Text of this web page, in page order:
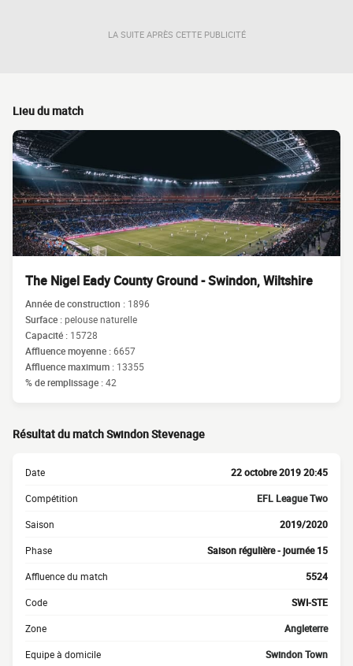
LA SUITE APRÈS CETTE PUBLICITÉ
Lieu du match
The Nigel Eady County Ground - Swindon, Wiltshire
Année de construction : 1896
Surface :pelouse naturelle
Capacité : 15728
Affluence moyenne :6657
Affluence maximum : 13355
% de remplissage :42
Résultat du match Swindon Stevenage
Date 22 octobre 2019 20:45
Compétition EFL League Two
Saison 2019/2020
Phase Saison régulière - journée 15
Affluence du match 5524
Code SWI-STE
Zone Angleterre
Equipe à domicile Swindon Town